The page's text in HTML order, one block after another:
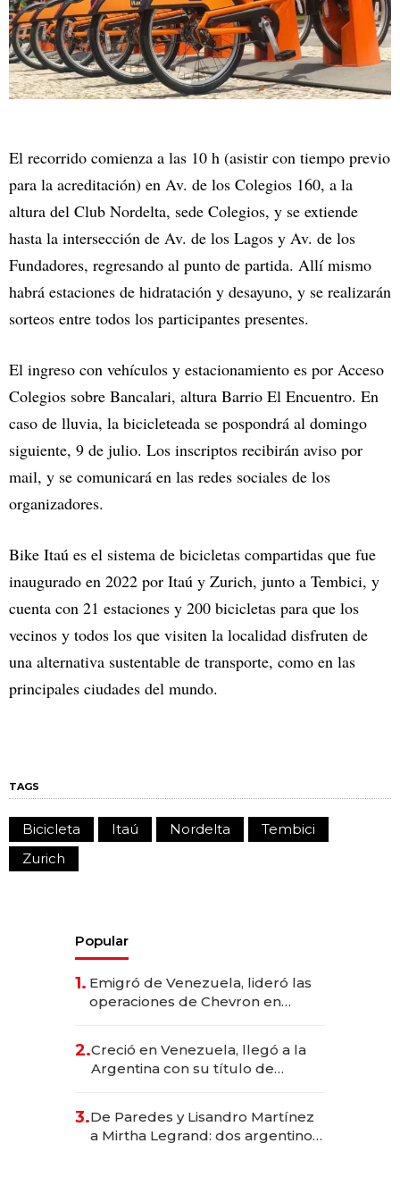
El recorrido comienza a las 10 h (asistir con tiempo previo
para la acreditación) en Av. de los Colegios 160, a la
altura del Club Nordelta, sede Colegios, y se extiende
hasta la intersección de Av. de los Lagos y Av. de los
Fundadores, regresando al punto de partida. Allí mismo
habrá estaciones de hidratación y desayuno, y se realizarán
sorteos entre todos los participantes presentes.
El ingreso con vehículos y estacionamiento es por Acceso
Colegios sobre Bancalari, altura Barrio El Encuentro. En
caso de lluvia, la bicicleteada se pospondrá al domingo
siguiente, 9 de julio. Los inscriptos recibirán aviso por
mail, y se comunicará en las redes sociales de los
organizadores.
Bike Itaú es el sistema de bicicletas compartidas que fue
inaugurado en 2022 por Itaú y Zurich, junto a Tembici, y
cuenta con 21 estaciones y 200 bicicletas para que los
vecinos y todos los que visiten la localidad disfruten de
una alternativa sustentable de transporte, como en las
principales ciudades del mundo.
TAGS
Bicicleta Itaú Nordelta
Tembici
Zurich
Popular
1. Emigró de Venezuela, lideró las
operaciones de Chevron en
2.Creció en Venezuela, llegó a la
Argentina con su título de
las marcas "fast premium"
3.De Paredes y Lisandro Martínez
a Mirtha Legrand: dos argentinos